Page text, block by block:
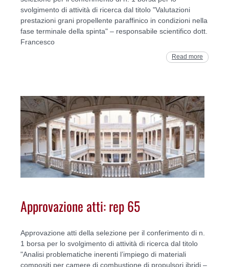
svolgimento di attività di ricerca dal titolo "Valutazioni
prestazioni grani propellente paraffinico in condizioni nella
fase terminale della spinta" – responsabile scientifico dott.
Francesco
Read more
Approvazione atti: rep 65
Approvazione atti della selezione per il conferimento di n.
1 borsa per lo svolgimento di attività di ricerca dal titolo
"Analisi problematiche inerenti l’impiego di materiali
compositi per camere di combustione di propulsori ibridi –